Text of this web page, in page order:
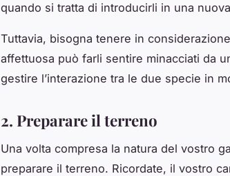
quando si tratta di introducirli in una
Tuttavia, bisogna tenere in
affettuosa può farli sentire minacciati da
gestire l’interazione tra le due specie in
2. Preparare il terreno
Una volta compresa la natura del vostro
preparare il terreno. Ricordate, il vostro